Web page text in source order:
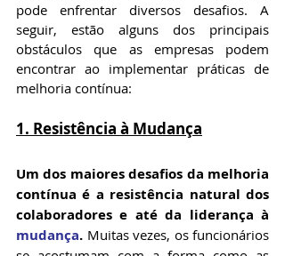
pode enfrentar diversos desafios. A
seguir, estão alguns dos principais
obstáculos que as empresas podem
encontrar ao implementar práticas de
melhoria contínua:
1. Resistência à Mudança
Um dos maiores desafios da melhoria
contínua é a resistência natural dos
mudança. Muitas vezes, os funcionários